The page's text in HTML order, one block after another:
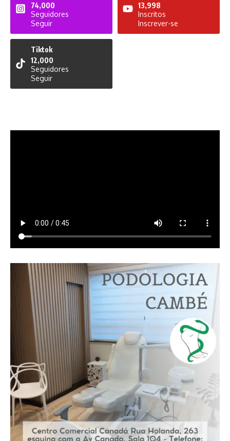
74,000
Seguidores
Seguir
13,998
Inscritos
Inscrever-se
Tiktok
12,000
Seguidores
Seguir